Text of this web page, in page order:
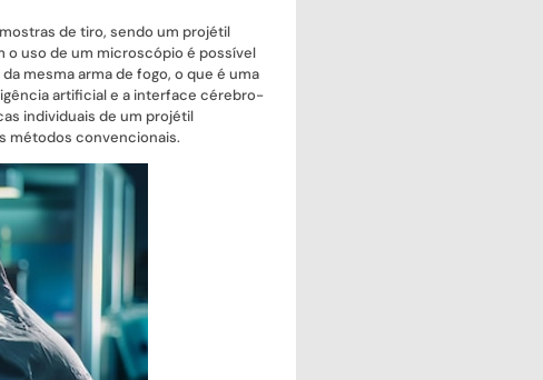
de tiro, sendo um projétil
uso de um microscópio é possível
mesma arma de fogo, o que é uma
artificial e a interface cérebro-
individuais de um projétil
métodos convencionais.